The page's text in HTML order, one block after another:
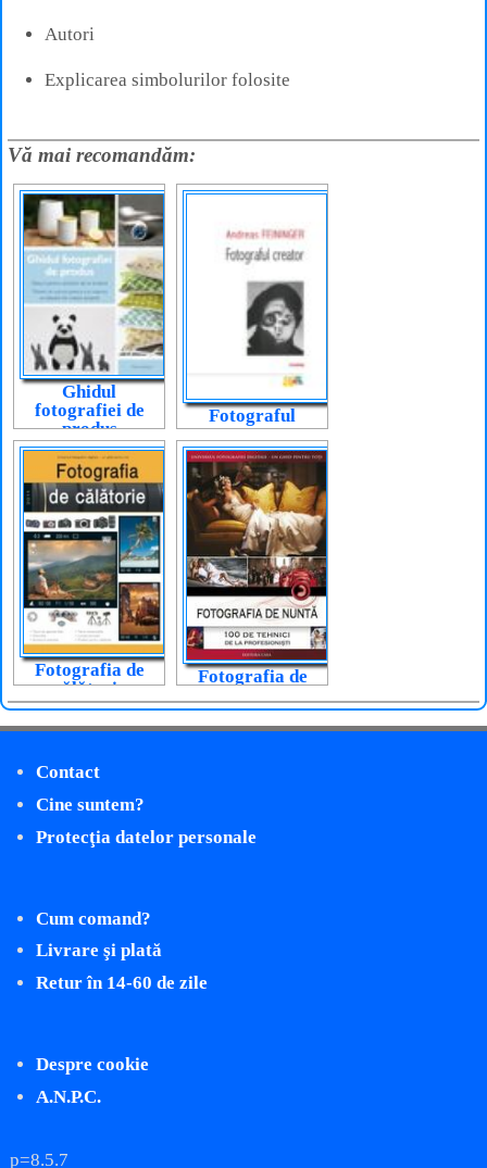
Autori
Explicarea simbolurilor folosite
Vă mai recomandăm:
Ghidul
fotografiei de
produs
Fotograful
creator
Fotografia de
călătorie
Fotografia de
Contact
Cine suntem?
Protecţia datelor personale
Cum comand?
Livrare şi plată
Retur în 14-60 de zile
Despre cookie
A.N.P.C.
p=8.5.7